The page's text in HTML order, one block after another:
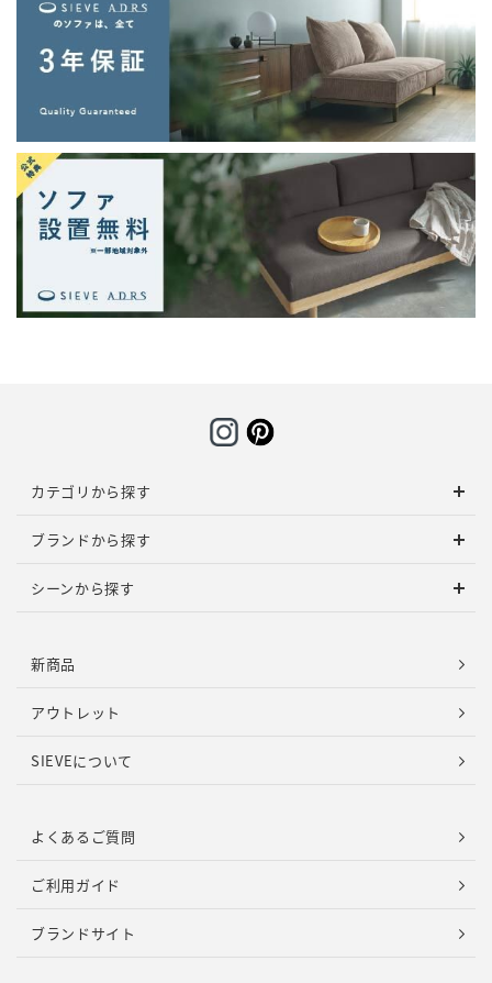
カテゴリから探す
ブランドから探す
シーンから探す
新商品
アウトレット
SIEVEについて
よくあるご質問
ご利用ガイド
ブランドサイト